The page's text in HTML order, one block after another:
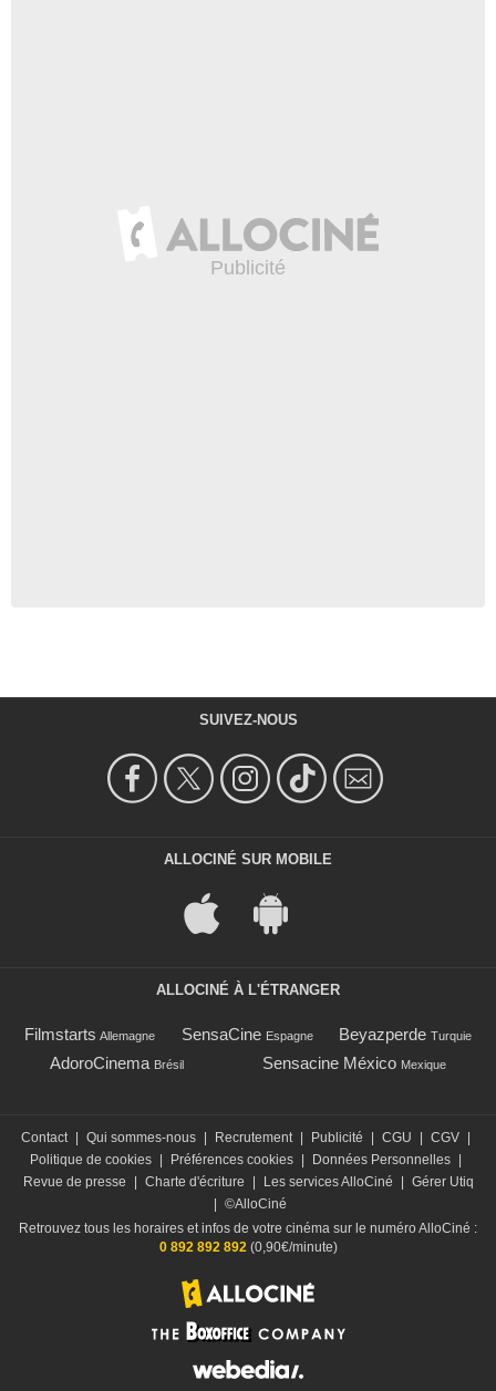
SUIVEZ-NOUS
ALLOCINÉ SUR MOBILE
ALLOCINÉ À L'ÉTRANGER
Filmstarts Allemagne SensaCine Espagne Beyazperde Turquie
AdoroCinema Brésil Sensacine México Mexique
Contact | Qui sommes-nous | Recrutement | Publicité | CGU | CGV |
Politique de cookies | Préférences cookies | Données Personnelles |
Revue de presse
| Charte d'écriture | Les services AlloCiné | Gérer Utiq
| ©AlloCiné
Retrouvez tous les horaires et infos de votre cinéma sur le numéro AlloCiné :
0 892 892 892 (0,90€/minute)